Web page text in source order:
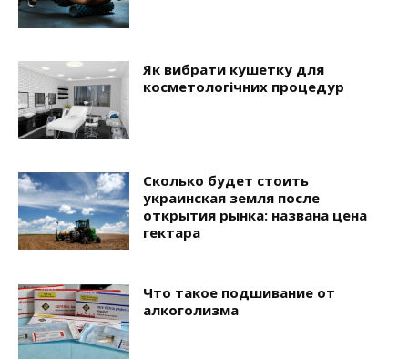
Як вибрати кушетку для
косметологічних процедур
Сколько будет стоить
украинская земля после
открытия рынка: названа цена
гектара
Что такое подшивание от
алкоголизма